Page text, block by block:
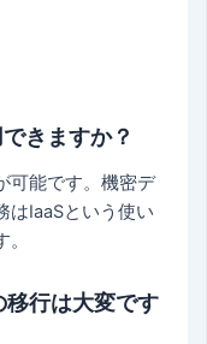
きますか？
可能です。機密デ
はIaaSという使い
行は大変です